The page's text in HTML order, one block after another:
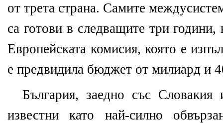
от трета страна. Самите
са готови в следващите три години,
Европейската комисия, която е
е предвидила бюджет от милиард и
България, заедно със
известни като най-силно